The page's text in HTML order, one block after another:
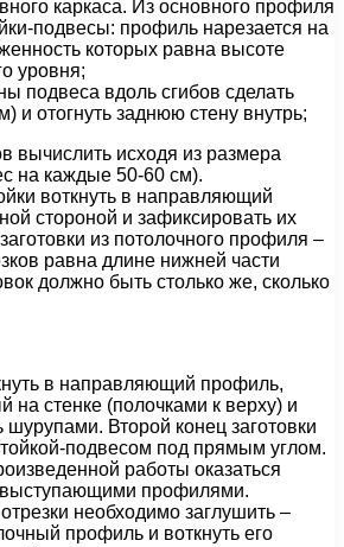
каркаса. Из основного профиля
подвесы: профиль нарезается на
которых равна высоте
уровня;
подвеса вдоль сгибов сделать
и отогнуть заднюю стену внутрь;
вычислить исходя из размера
на каждые 50-60 см).
воткнуть в направляющий
стороной и зафиксировать их
из потолочного профиля –
равна длине нижней части
должно быть столько же, сколько
в направляющий профиль,
на стенке (полочками к верху) и
шурупами. Второй конец заготовки
подвесом под прямым углом.
работы оказаться
выступающими профилями.
необходимо заглушить –
профиль и воткнуть его